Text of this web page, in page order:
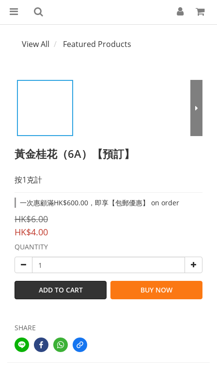
View All Featured Products
黃金桂花（6A）【預訂】
按1克計
一次惠顧滿HK$600.00，即享【包郵優惠】 on order
HK$6.00
HK$4.00
QUANTITY
ADD TO CART BUY NOW
SHARE